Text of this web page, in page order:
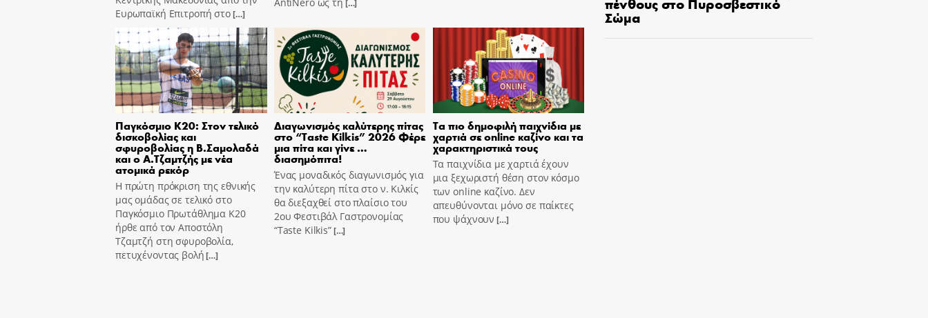
Ευρωπαϊκή Επιτροπή στο[…]
[…]
Παγκόσμιο Κ20: Στον τελικό
δισκοβολίας και
σφυροβολίας η Β.Σαμολαδά
και ο Α.Τζαμτζής με νέα
ατομικά ρεκόρ
Η πρώτη πρόκριση της εθνικής
μας ομάδας σε τελικό στο
Παγκόσμιο Πρωτάθλημα Κ20
ήρθε από τον Αποστόλη
Τζαμτζή στη σφυροβολία,
πετυχένοντας βολή[…]
Διαγωνισμός καλύτερης πίτας
στο “Taste Kilkis” 2026 Φέρε
μια πίτα και γίνε …
διασημόπιτα!
Ένας μοναδικός διαγωνισμός για
την καλύτερη πίτα στο ν. Κιλκίς
θα διεξαχθεί στο πλαίσιο του
2ου Φεστιβάλ Γαστρονομίας
“Taste Kilkis”[…]
Τα πιο δημοφιλή παιχνίδια με
χαρτιά σε online καζίνο και τα
χαρακτηριστικά τους
Τα παιχνίδια με χαρτιά έχουν
μια ξεχωριστή θέση στον κόσμο
των online καζίνο. Δεν
απευθύνονται μόνο σε παίκτες
που ψάχνουν […]
Σώμα